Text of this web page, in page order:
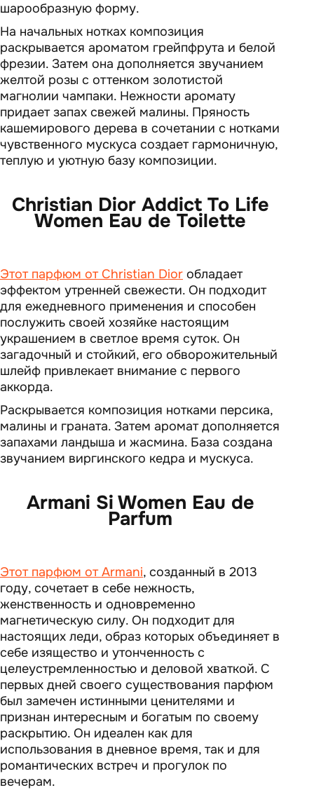
шарообразную форму.
На начальных нотках композиция
раскрывается ароматом грейпфрута и белой
фрезии. Затем она дополняется звучанием
желтой розы с оттенком золотистой
магнолии чампаки. Нежности аромату
придает запах свежей малины. Пряность
кашемирового дерева в сочетании с нотками
чувственного мускуса создает гармоничную,
теплую и уютную базу композиции.
Christian Dior Addict To Life
Women Eau de Toilette
Этот парфюм от Christian Dior обладает
эффектом утренней свежести. Он подходит
для ежедневного применения и способен
послужить своей хозяйке настоящим
украшением в светлое время суток. Он
загадочный и стойкий, его обворожительный
шлейф привлекает внимание с первого
аккорда.
Раскрывается композиция нотками персика,
малины и граната. Затем аромат дополняется
запахами ландыша и жасмина. База создана
звучанием виргинского кедра и мускуса.
Armani Si Women Eau de
Parfum
Этот парфюм от Armani, созданный в 2013
году, сочетает в себе нежность,
женственность и одновременно
магнетическую силу. Он подходит для
настоящих леди, образ которых объединяет в
себе изящество и утонченность с
целеустремленностью и деловой хваткой. С
первых дней своего существования парфюм
был замечен истинными ценителями и
признан интересным и богатым по своему
раскрытию. Он идеален как для
использования в дневное время, так и для
романтических встреч и прогулок по
вечерам.